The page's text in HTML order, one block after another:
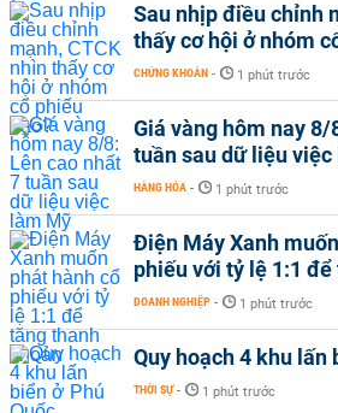
Sau nhịp điều chỉnh
thấy cơ hội ở nhóm
CHỨNG KHOÁN - 1 phút trước
Giá vàng hôm nay 8/
tuần sau dữ liệu
HÀNG HÓA - 1 phút trước
Điện Máy Xanh
phiếu với tỷ lệ 1:1
DOANH NGHIỆP - 1 phút trước
Quy hoạch 4 khu lấn
THỜI SỰ - 1 phút trước